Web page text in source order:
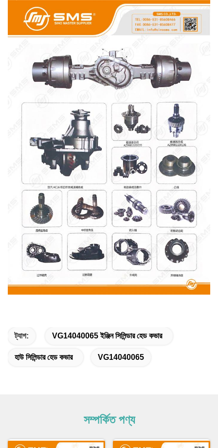
ট্যাগ: VG14040065 ইঞ্জিন সিলিন্ডার হেড কভার
হাউ সিলিন্ডার হেড কভার VG14040065
সম্পর্কিত পণ্য